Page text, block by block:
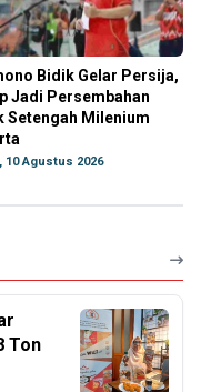
Bidik Gelar Persija,
Jadi Persembahan
Setengah Milenium
10 Agustus 2026
Ton